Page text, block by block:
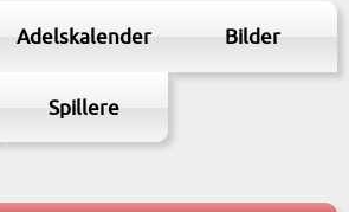
Adelskalender Bilder
Spillere